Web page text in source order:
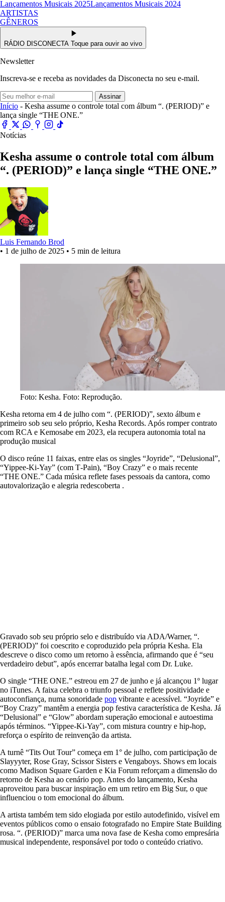
Lançamentos Musicais 2025Lançamentos Musicais 2024
ARTISTAS
GÊNEROS
RÁDIO DISCONECTA Toque para ouvir ao vivo
Newsletter
Inscreva-se e receba as novidades da Disconecta no seu e-mail.
Assinar
Início - Kesha assume o controle total com álbum “. (PERIOD)” e
lança single “THE ONE.”
Notícias
Kesha assume o controle total com álbum
“. (PERIOD)” e lança single “THE ONE.”
Luis Fernando Brod
• 1 de julho de 2025 • 5 min de leitura
Foto: Kesha. Foto: Reprodução.
Kesha retorna em 4 de julho com “. (PERIOD)”, sexto álbum e
primeiro sob seu selo próprio, Kesha Records. Após romper contrato
com RCA e Kemosabe em 2023, ela recupera autonomia total na
produção musical
O disco reúne 11 faixas, entre elas os singles “Joyride”, “Delusional”,
“Yippee‑Ki‑Yay” (com T‑Pain), “Boy Crazy” e o mais recente
“THE ONE.” Cada música reflete fases pessoais da cantora, como
autovalorização e alegria redescoberta .
Gravado sob seu próprio selo e distribuído via ADA/Warner, “.
(PERIOD)” foi coescrito e coproduzido pela própria Kesha. Ela
descreve o disco como um retorno à essência, afirmando que é “seu
verdadeiro debut”, após encerrar batalha legal com Dr. Luke.
O single “THE ONE.” estreou em 27 de junho e já alcançou 1º lugar
no iTunes. A faixa celebra o triunfo pessoal e reflete positividade e
autoconfiança, numa sonoridade pop vibrante e acessível. “Joyride” e
“Boy Crazy” mantêm a energia pop festiva característica de Kesha. Já
“Delusional” e “Glow” abordam superação emocional e autoestima
após términos. “Yippee‑Ki‑Yay”, com mistura country e hip‑hop,
reforça o espírito de reinvenção da artista.
A turnê “Tits Out Tour” começa em 1° de julho, com participação de
Slayyyter, Rose Gray, Scissor Sisters e Vengaboys. Shows em locais
como Madison Square Garden e Kia Forum reforçam a dimensão do
retorno de Kesha ao cenário pop. Antes do lançamento, Kesha
aproveitou para buscar inspiração em um retiro em Big Sur, o que
influenciou o tom emocional do álbum.
A artista também tem sido elogiada por estilo autodefinido, visível em
eventos públicos como o ensaio fotografado no Empire State Building
rosa. “. (PERIOD)” marca uma nova fase de Kesha como empresária
musical independente, responsável por todo o conteúdo criativo.